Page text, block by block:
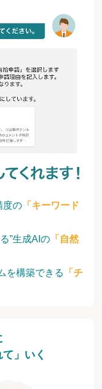
度の 「キーワード
”生成AIの 「自然
を構築できる
「チ
」いく